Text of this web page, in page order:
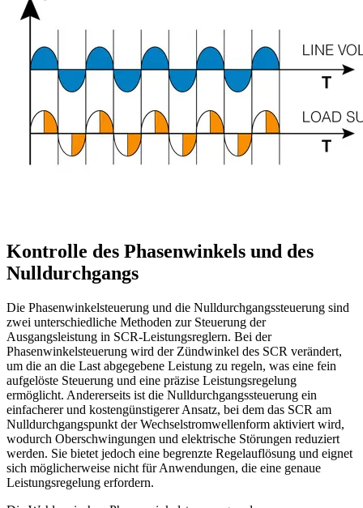
Kontrolle des Phasenwinkels und des
Nulldurchgangs
Die Phasenwinkelsteuerung und die Nulldurchgangssteuerung sind
zwei unterschiedliche Methoden zur Steuerung der
Ausgangsleistung in SCR-Leistungsreglern. Bei der
Phasenwinkelsteuerung wird der Zündwinkel des SCR verändert,
um die an die Last abgegebene Leistung zu regeln, was eine fein
aufgelöste Steuerung und eine präzise Leistungsregelung
ermöglicht. Andererseits ist die Nulldurchgangssteuerung ein
einfacherer und kostengünstigerer Ansatz, bei dem das SCR am
Nulldurchgangspunkt der Wechselstromwellenform aktiviert wird,
wodurch Oberschwingungen und elektrische Störungen reduziert
werden. Sie bietet jedoch eine begrenzte Regelauflösung und eignet
sich möglicherweise nicht für Anwendungen, die eine genaue
Leistungsregelung erfordern.